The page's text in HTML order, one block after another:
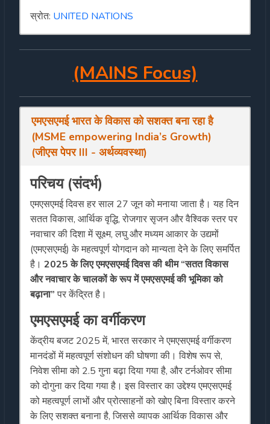
स्रोत: UNITED NATIONS
(MAINS Focus)
एमएसएमई भारत के विकास को सशक्त बना रहा है
(MSME empowering India’s Growth)
(जीएस पेपर III - अर्थव्यवस्था)
परिचय (संदर्भ)
एमएसएमई दिवस हर साल 27 जून को मनाया जाता है। यह दिन
सतत विकास, आर्थिक वृद्धि, रोजगार सृजन और वैश्विक स्तर पर
नवाचार की दिशा में सूक्ष्म, लघु और मध्यम आकार के उद्यमों
(एमएसएमई) के महत्वपूर्ण योगदान को मान्यता देने के लिए समर्पित
है। 2025 के लिए एमएसएमई दिवस की थीम “सतत विकास
और नवाचार के चालकों के रूप में एमएसएमई की भूमिका को
बढ़ाना”पर केंद्रित है।
एमएसएमई का वर्गीकरण
केंद्रीय बजट 2025 में, भारत सरकार ने एमएसएमई वर्गीकरण
मानदंडों में महत्वपूर्ण संशोधन की घोषणा की। विशेष रूप से,
निवेश सीमा को 2.5 गुना बढ़ा दिया गया है, और टर्नओवर सीमा
को दोगुना कर दिया गया है। इस विस्तार का उद्देश्य एमएसएमई
को महत्वपूर्ण लाभों और प्रोत्साहनों को खोए बिना विस्तार करने
के लिए सशक्त बनाना है, जिससे व्यापक आर्थिक विकास और